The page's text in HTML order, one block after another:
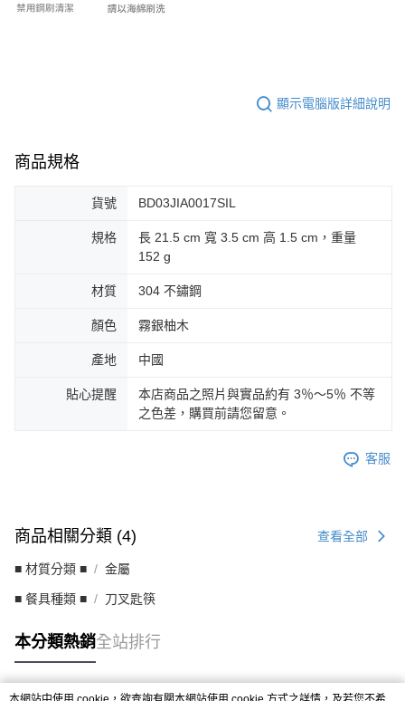
顯示電腦版詳細說明
商品規格
貨號 BD03JIA0017SIL
規格
長 21.5 cm 寬 3.5 cm 高 1.5 cm，重量
152 g
材質 304 不鏽鋼
顏色 霧銀柚木
產地 中國
貼心提醒
本店商品之照片與實品約有 3％～5％ 不等
之色差，購買前請您留意。
客服
商品相關分類 (4) 查看全部
■ 材質分類 ■ 金屬
■ 餐具種類 ■ 刀叉匙筷
本分類熱銷全站排行